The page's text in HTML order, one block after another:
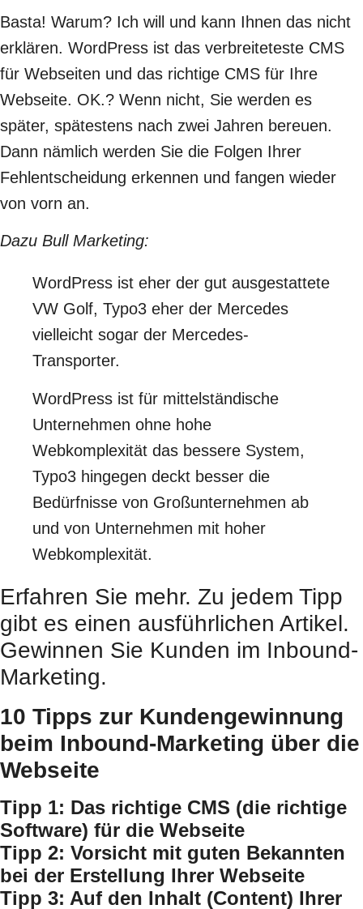
Basta! Warum? Ich will und kann Ihnen das nicht
erklären. WordPress ist das verbreiteteste CMS
für Webseiten und das richtige CMS für Ihre
Webseite. OK.? Wenn nicht, Sie werden es
später, spätestens nach zwei Jahren bereuen.
Dann nämlich werden Sie die Folgen Ihrer
Fehlentscheidung erkennen und fangen wieder
von vorn an.
Dazu Bull Marketing:
WordPress ist eher der gut ausgestattete
VW Golf, Typo3 eher der Mercedes
vielleicht sogar der Mercedes-
Transporter.
WordPress ist für mittelständische
Unternehmen ohne hohe
Webkomplexität das bessere System,
Typo3 hingegen deckt besser die
Bedürfnisse von Großunternehmen ab
und von Unternehmen mit hoher
Webkomplexität.
Erfahren Sie mehr. Zu jedem Tipp
gibt es einen ausführlichen Artikel.
Gewinnen Sie Kunden im Inbound-
Marketing.
10 Tipps zur Kundengewinnung
beim Inbound-Marketing über die
Webseite
Tipp 1: Das richtige CMS (die richtige
Software) für die Webseite
Tipp 2: Vorsicht mit guten Bekannten
bei der Erstellung Ihrer Webseite
Tipp 3: Auf den Inhalt (Content) Ihrer